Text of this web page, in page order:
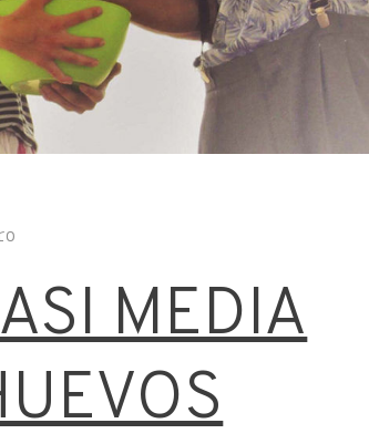
MEDIA